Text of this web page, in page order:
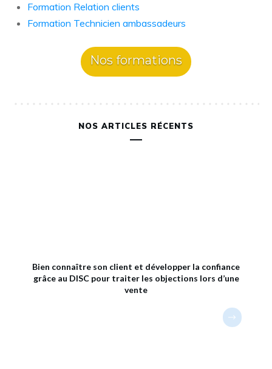
Formation Relation clients
Formation Technicien ambassadeurs
Nos formations
NOS ARTICLES RÉCENTS
Bien connaître son client et développer la confiance
grâce au DISC pour traiter les objections lors d’une
vente